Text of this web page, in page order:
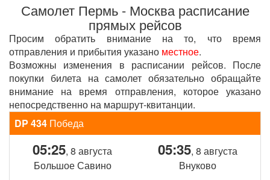
Самолет Пермь - Москва расписание
прямых рейсов
Просим обратить внимание на то, что время
отправления и прибытия указано местное.
Возможны изменения в расписании рейсов. После
покупки билета на самолет обязательно обращайте
внимание на время отправления, которое указано
непосредственно на маршрут-квитанции.
DP 434 Победа
05:25, 8 августа
Большое Савино
05:35, 8 августа
Внуково